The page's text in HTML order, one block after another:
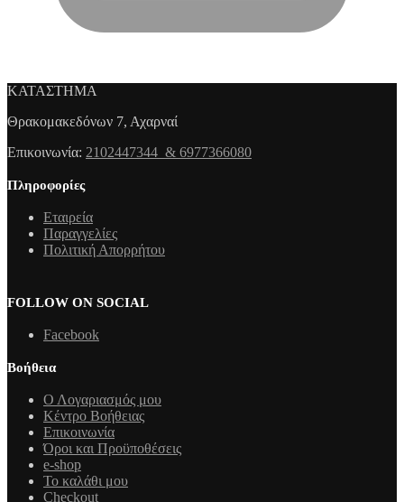
ΚΑΤΑΣΤΗΜΑ
Θρακομακεδόνων 7, Αχαρναί
Επικοινωνία: 2102447344 & 6977366080
Πληροφορίες
Εταιρεία
Παραγγελίες
Πολιτική Απορρήτου
FOLLOW ON SOCIAL
Facebook
Βοήθεια
Ο Λογαριασμός μου
Κέντρο Βοήθειας
Επικοινωνία
Όροι και Προϋποθέσεις
e-shop
Το καλάθι μου
Checkout